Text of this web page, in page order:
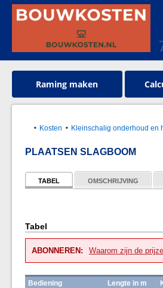
Raming maken
Kosten Kleinschalig onderhoud en
PLAATSEN SLAGBOOM
TABEL OMSCHRIJVING
Tabel
ABONNEREN: Waarom zijn de
Bediening Lengte in m